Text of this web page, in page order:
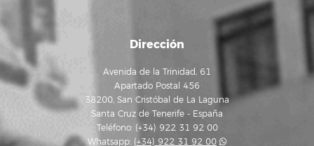
Dirección
Avenida de la Trinidad, 61
Apartado Postal 456
38200, San Cristóbal de La Laguna
Santa Cruz de Tenerife - España
Teléfono: (+34) 922 31 92 00
Whatsapp: (+34) 922 31 92 00